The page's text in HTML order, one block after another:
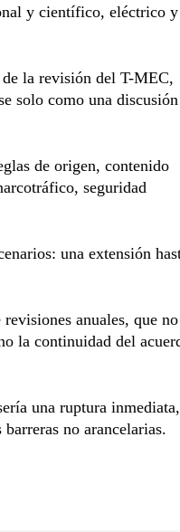
y científico, eléctrico y
la revisión del T-MEC,
solo como una discusión
de origen, contenido
seguridad
una extensión
anuales, que no
la continuidad del
una ruptura inmediata,
no arancelarias.